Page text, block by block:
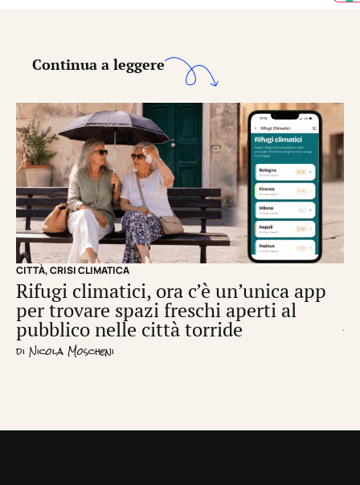
Continua a leggere
CITTÀ,CRISI CLIMATICA
Rifugi climatici, ora c’è un’unica app
per trovare spazi freschi aperti al
pubblico nelle città torride
di Nicola Moscheni